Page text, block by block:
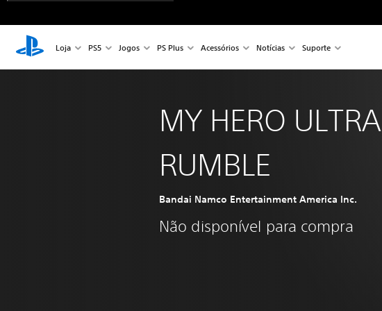
Loja PS5 Jogos PS Plus Acessórios Notícias Suporte
MY HERO ULTRA
RUMBLE
Bandai Namco Entertainment America Inc.
Não disponível para compra